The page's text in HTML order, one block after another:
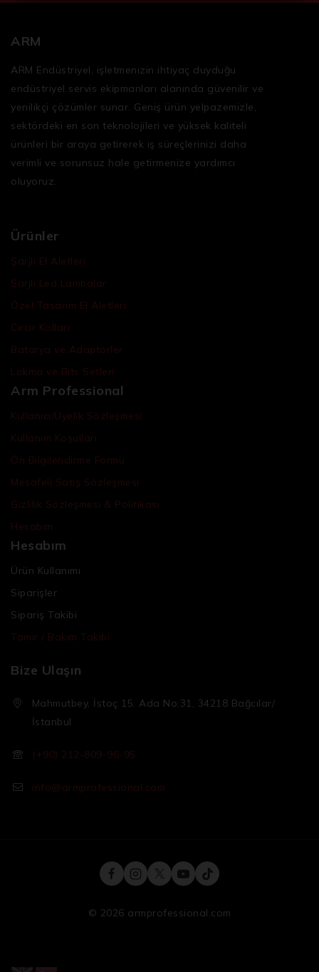
ARM
ARM Endüstriyel, işletmenizin ihtiyaç duyduğu
endüstriyel servis ekipmanları alanında güvenilir ve
yenilikçi çözümler sunar. Geniş ürün yelpazemizle,
sektördeki en son teknolojileri ve yüksek kaliteli
ürünleri bir araya getirerek iş süreçlerinizi daha
verimli ve sorunsuz hale getirmenize yardımcı
oluyoruz.
Ürünler
Şarjlı El Aletleri
Şarjlı Led Lambalar
Özel Tasarım El Aletleri
Cırcır Kolları
Batarya ve Adaptörler
Lokma ve Bits Setleri
Arm Professional
Kullanıcı/Üyelik Sözleşmesi
Kullanım Koşulları
Ön Bilgilendirme Formu
Mesafeli Satış Sözleşmesi
Gizlilik Sözleşmesi & Politikası
Hesabım
Hesabım
Ürün Kullanımı
Siparişler
Sipariş Takibi
Tamir / Bakım Takibi
Bize Ulaşın
Mahmutbey, İstoç 15. Ada No:31, 34218 Bağcılar/
İstanbul
(+90) 212-809-96-95
info@armprofessional.com
© 2026 armprofessional.com